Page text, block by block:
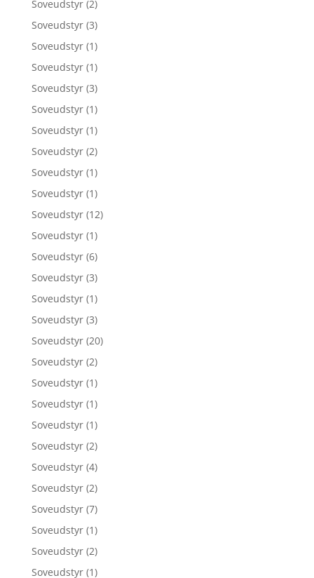
Soveudstyr (2)
Soveudstyr (3)
Soveudstyr (1)
Soveudstyr (1)
Soveudstyr (3)
Soveudstyr (1)
Soveudstyr (1)
Soveudstyr (2)
Soveudstyr (1)
Soveudstyr (1)
Soveudstyr (12)
Soveudstyr (1)
Soveudstyr (6)
Soveudstyr (3)
Soveudstyr (1)
Soveudstyr (3)
Soveudstyr (20)
Soveudstyr (2)
Soveudstyr (1)
Soveudstyr (1)
Soveudstyr (1)
Soveudstyr (2)
Soveudstyr (4)
Soveudstyr (2)
Soveudstyr (7)
Soveudstyr (1)
Soveudstyr (2)
Soveudstyr (1)